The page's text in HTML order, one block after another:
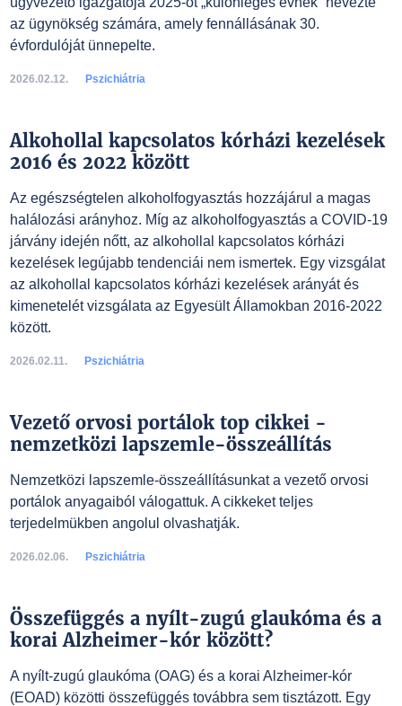
az ügynökség számára, amely fennállásának 30.
évfordulóját ünnepelte.
2026.02.12. Pszichiátria
Alkohollal kapcsolatos kórházi kezelések
2016 és 2022 között
Az egészségtelen alkoholfogyasztás hozzájárul a magas
halálozási arányhoz. Míg az alkoholfogyasztás a COVID-19
járvány idején nőtt, az alkohollal kapcsolatos kórházi
kezelések legújabb tendenciái nem ismertek. Egy vizsgálat
az alkohollal kapcsolatos kórházi kezelések arányát és
kimenetelét vizsgálata az Egyesült Államokban 2016-2022
között.
2026.02.11. Pszichiátria
Vezető orvosi portálok top cikkei -
nemzetközi lapszemle-összeállítás
Nemzetközi lapszemle-összeállításunkat a vezető orvosi
portálok anyagaiból válogattuk. A cikkeket teljes
terjedelmükben angolul olvashatják.
2026.02.06. Pszichiátria
Összefüggés a nyílt-zugú glaukóma és a
korai Alzheimer-kór között?
A nyílt-zugú glaukóma (OAG) és a korai Alzheimer-kór
(EOAD) közötti összefüggés továbbra sem tisztázott. Egy